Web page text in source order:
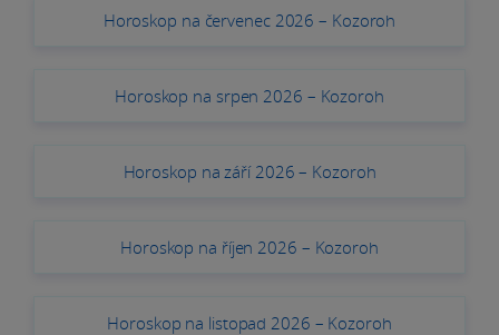
Horoskop na červenec 2026 – Kozoroh
Horoskop na srpen 2026 – Kozoroh
Horoskop na září 2026 – Kozoroh
Horoskop na říjen 2026 – Kozoroh
Horoskop na listopad 2026 – Kozoroh